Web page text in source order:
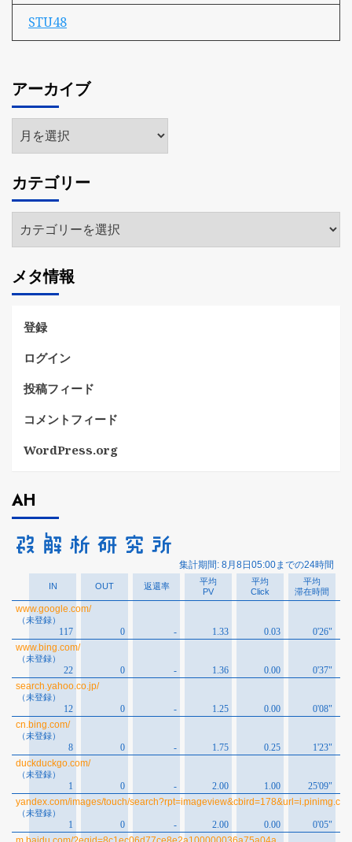
STU48
アーカイブ
ア
ー
イ
ブ
カテゴリー
テ
リ
ー
メタ情報
登録
ログイン
投稿フィード
コメントフィード
WordPress.org
AH